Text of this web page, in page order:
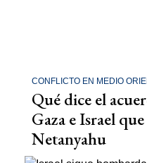
CONFLICTO EN MEDIO
Qué dice el
Gaza e Israel
Netanyahu